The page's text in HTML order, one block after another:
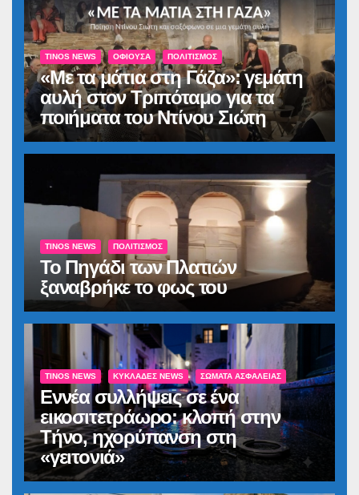
TINOS NEWS ΟΦΙΟΎΣΑ ΠΟΛΙΤΙΣΜΌΣ
«Με τα μάτια στη Γάζα»: γεμάτη
αυλή στον Τριπόταμο για τα
ποιήματα του Ντίνου Σιώτη
TINOS NEWS ΠΟΛΙΤΙΣΜΌΣ
Το Πηγάδι των Πλατιών
ξαναβρήκε το φως του
TINOS NEWS ΚΥΚΛΆΔΕΣ NEWS ΣΏΜΑΤΑ ΑΣΦΑΛΕΊΑΣ
Εννέα συλλήψεις σε ένα
εικοσιτετράωρο: κλοπή στην
Τήνο, ηχορύπανση στη
«γειτονιά»